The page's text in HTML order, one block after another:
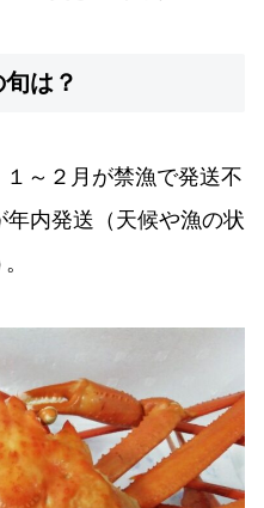
は？
～２月が禁漁で発送不
内発送（天候や漁の状